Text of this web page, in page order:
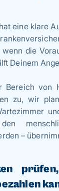
eine klare
wenn die
Deinem
Bereich von
zu, wir
–